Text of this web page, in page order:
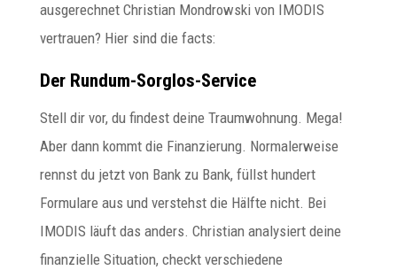
ausgerechnet Christian Mondrowski von IMODIS
vertrauen? Hier sind die facts:
Der Rundum-Sorglos-Service
Stell dir vor, du findest deine Traumwohnung. Mega!
Aber dann kommt die Finanzierung. Normalerweise
rennst du jetzt von Bank zu Bank, füllst hundert
Formulare aus und verstehst die Hälfte nicht. Bei
IMODIS läuft das anders. Christian analysiert deine
finanzielle Situation, checkt verschiedene